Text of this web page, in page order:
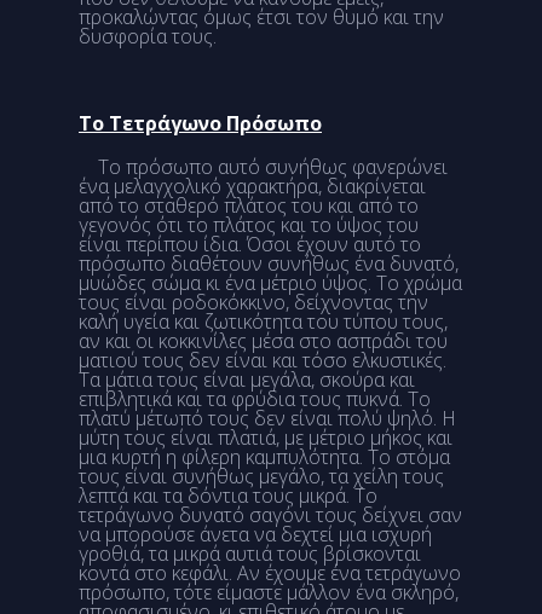
προκαλώντας όμως έτσι τον θυμό και την
δυσφορία τους.
Το Τετράγωνο Πρόσωπο
Το πρόσωπο αυτό συνήθως φανερώνει
ένα μελαγχολικό χαρακτήρα, διακρίνεται
από το σταθερό πλάτος του και από το
γεγονός ότι το πλάτος και το ύψος του
είναι περίπου ίδια. Όσοι έχουν αυτό το
πρόσωπο διαθέτουν συνήθως ένα δυνατό,
μυώδες σώμα κι ένα μέτριο ύψος. Το χρώμα
τους είναι ροδοκόκκινο, δείχνοντας την
καλή υγεία και ζωτικότητα του τύπου τους,
αν και οι κοκκινίλες μέσα στο ασπράδι του
ματιού τους δεν είναι και τόσο ελκυστικές.
Τα μάτια τους είναι μεγάλα, σκούρα και
επιβλητικά και τα φρύδια τους πυκνά. Το
πλατύ μέτωπό τους δεν είναι πολύ ψηλό. Η
μύτη τους είναι πλατιά, με μέτριο μήκος και
μια κυρτή η φίλερη καμπυλότητα. Το στόμα
τους είναι συνήθως μεγάλο, τα χείλη τους
λεπτά και τα δόντια τους μικρά. Το
τετράγωνο δυνατό σαγόνι τους δείχνει σαν
να μπορούσε άνετα να δεχτεί μια ισχυρή
γροθιά, τα μικρά αυτιά τους βρίσκονται
κοντά στο κεφάλι. Αν έχουμε ένα τετράγωνο
πρόσωπο, τότε είμαστε μάλλον ένα σκληρό,